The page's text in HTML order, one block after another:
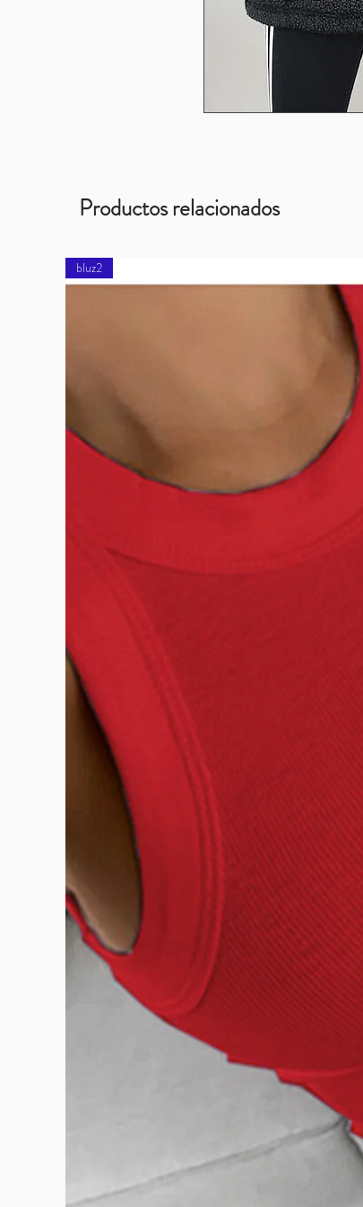
Productos relacionados
bluz2